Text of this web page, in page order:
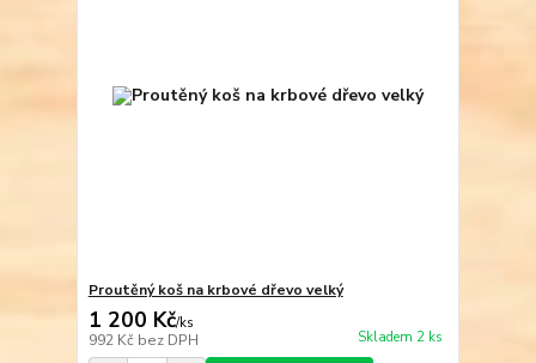
Proutěný koš na krbové dřevo velký
1 200 Kč/ks
992 Kč bez DPH Skladem 2 ks